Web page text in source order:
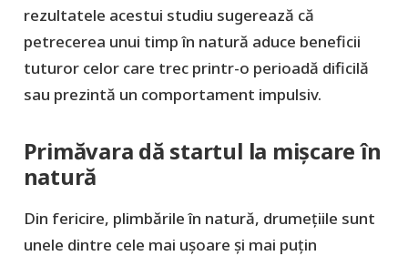
rezultatele acestui studiu sugerează că
petrecerea unui timp în natură aduce beneficii
tuturor celor care trec printr-o perioadă dificilă
sau prezintă un comportament impulsiv.
Primăvara dă startul la mișcare în
natură
Din fericire, plimbările în natură, drumețiile sunt
unele dintre cele mai ușoare și mai puțin